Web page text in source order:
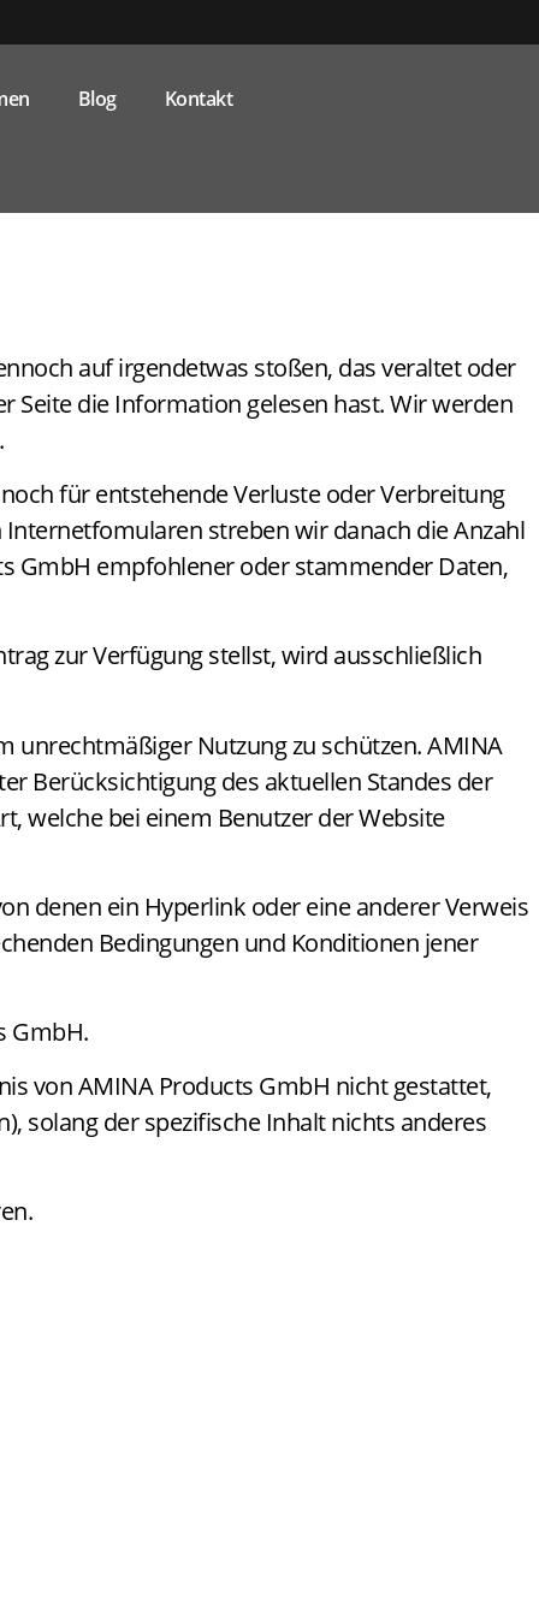
Blog Kontakt
auf irgendetwas stoßen, das veraltet oder
Seite die Information gelesen hast. Wir werden
.
für entstehende Verluste oder Verbreitung
streben wir danach die Anzahl
GmbH empfohlener oder stammender Daten,
zur Verfügung stellst, wird ausschließlich
unrechtmäßiger Nutzung zu schützen. AMINA
Berücksichtigung des aktuellen Standes der
welche bei einem Benutzer der Website
denen ein Hyperlink oder eine anderer Verweis
Bedingungen und Konditionen jener
GmbH.
von AMINA Products GmbH nicht gestattet,
solang der spezifische Inhalt nichts anderes